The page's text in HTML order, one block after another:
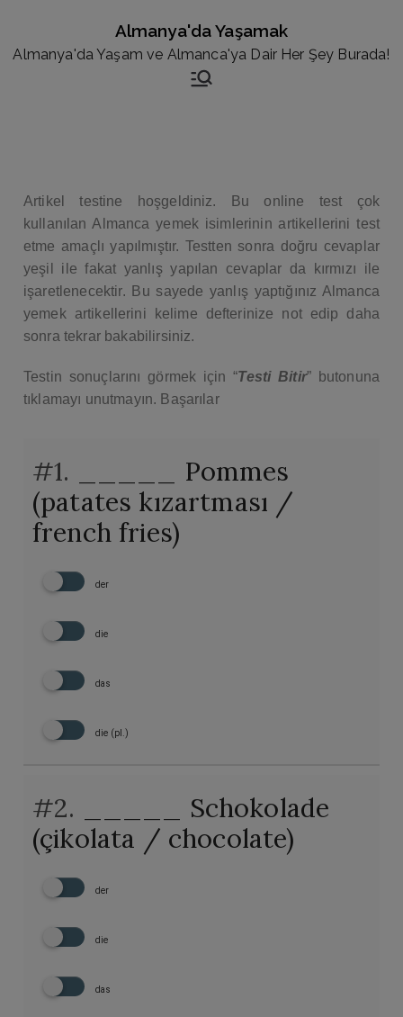
Almanya'da Yaşamak
Almanya'da Yaşam ve Almanca'ya Dair Her Şey Burada!
Artikel testine hoşgeldiniz. Bu online test çok
kullanılan Almanca yemek isimlerinin artikellerini test
etme amaçlı yapılmıştır. Testten sonra doğru cevaplar
yeşil ile fakat yanlış yapılan cevaplar da kırmızı ile
işaretlenecektir. Bu sayede yanlış yaptığınız Almanca
yemek artikellerini kelime defterinize not edip daha
sonra tekrar bakabilirsiniz.
Testin sonuçlarını görmek için “Testi Bitir” butonuna
tıklamayı unutmayın. Başarılar
#1. _____ Pommes
(patates kızartması /
french fries)
der
die
das
die (pl.)
#2. _____ Schokolade
(çikolata / chocolate)
der
die
das